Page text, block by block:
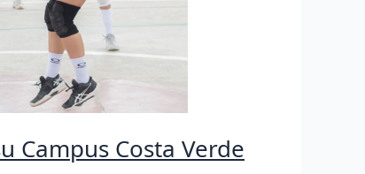
Campus Costa Verde